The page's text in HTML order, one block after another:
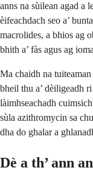
anns na sùilean agad a
èifeachdach seo a’
macrolides, a bhios ag
bhith a’ fàs agus ag
Ma chaidh na
bheil thu a’ dèiligeadh
làimhseachadh
sùla azithromycin sa
dha do ghalar a
Dè a th’ ann